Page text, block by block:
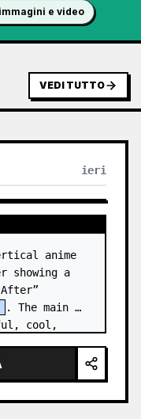
e video
VEDI TUTTO
ieri
anime
showing a
. The main
cool,